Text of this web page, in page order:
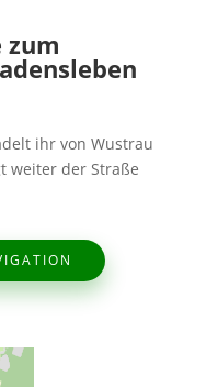
zum
ihr von Wustrau
weiter der Straße